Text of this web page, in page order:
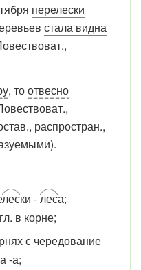
перелески
стала видна
, тоотвесно
распростран.,
лески -леса;
в корне;
с чередование
-а;